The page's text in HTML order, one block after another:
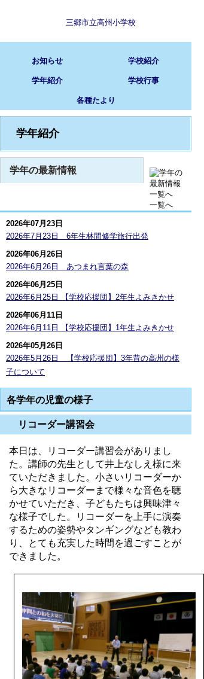
三郷市立高州小学校
お知らせ 学校紹介
学年紹介 学校行事
各種たより
学年紹介
学年の最新情報
一覧へ
2026年07月23日
2026年7月23日 6年生林間修学旅行出発
2026年06月26日
2026年6月26日 あつまれ言葉の森
2026年06月25日
2026年6月25日 【学校応援団】2年生よみきかせ
2026年06月11日
2026年6月11日 【学校応援団】1年生よみきかせ
2026年05月26日
2026年5月26日 【学校応援団】3年昔の高州の様
子について
各学年の児童の様子
リコーダー講習会
本日は、リコーダー講習会がありまし
た。講師の先生として井上なしえ様に来
ていただきました。小さいリコーダーか
ら大きなリコーダーまで様々な音色を聴
かせていただき、子どもたちは興味津々
な様子でした。リコーダーを上手に演奏
するための姿勢やタンギングなども教わ
り、とても充実した時間を過ごすことが
できました。